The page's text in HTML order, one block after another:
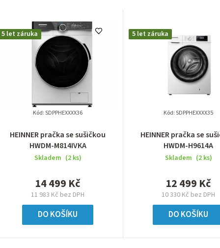
5 let záruka
HEINNER pračka se sušičkou
HWDM-M814IVKA
Skladem (2 ks)
11 983 Kč bez DPH
14 499 Kč
DO KOŠÍKU
Kód:SDPPHEXXXX36
5 let záruka
HEINNER pračka se
HWDM-H9614A
Skladem (2 ks)
10 330 Kč bez DPH
12 499 Kč
DO KOŠÍKU
Kód:SDPPHEXXXX35